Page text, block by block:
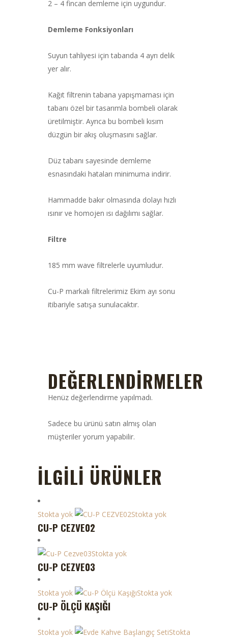
2 – 4 fincan demleme için uygundur.
Demleme Fonksiyonları
Suyun tahliyesi için tabanda 4 ayrı delik
yer alır.
Kağıt filtrenin tabana yapışmaması için
tabanı özel bir tasarımla bombeli olarak
üretilmiştir. Ayrıca bu bombeli kısım
düzgün bir akış oluşmasını sağlar.
Düz tabanı sayesinde demleme
esnasındaki hataları minimuma indirir.
Hammadde bakır olmasında dolayı hızlı
ısınır ve homojen ısı dağılımı sağlar.
Filtre
185 mm wave filtrelerle uyumludur.
Cu-P markalı filtrelerimiz Ekim ayı sonu
itibariyle satışa sunulacaktır.
DEĞERLENDIRMELER
Henüz değerlendirme yapılmadı.
Sadece bu ürünü satın almış olan
müşteriler yorum yapabilir.
İLGILI ÜRÜNLER
Stokta yok Stokta yok
CU-P CEZVE02
Stokta yok
CU-P CEZVE03
Stokta yok Stokta yok
CU-P ÖLÇÜ KAŞIĞI
Stokta yok
Stokta